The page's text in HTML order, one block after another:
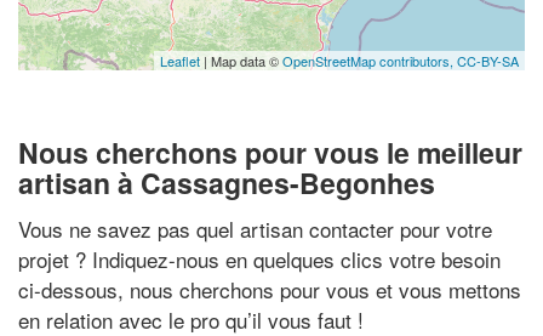
Leaflet | Map data ©OpenStreetMap contributors, CC-BY-SA
Nous cherchons pour vous le meilleur
artisan à Cassagnes-Begonhes
Vous ne savez pas quel artisan contacter pour votre
projet ? Indiquez-nous en quelques clics votre besoin
ci-dessous, nous cherchons pour vous et vous mettons
en relation avec le pro qu’il vous faut !